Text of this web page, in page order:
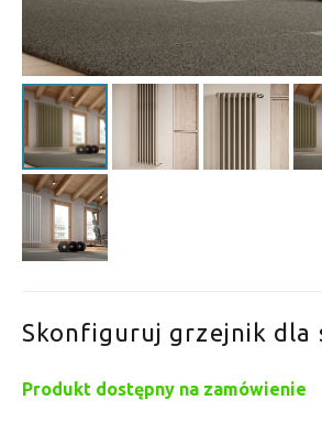
Skonfiguruj grzejnik dla
Produkt dostępny na zamówienie